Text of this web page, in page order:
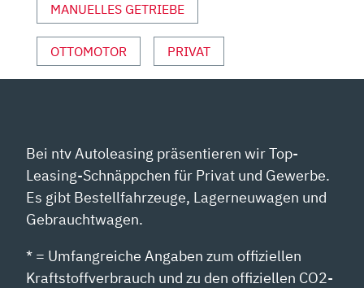
MANUELLES GETRIEBE
OTTOMOTOR PRIVAT
Bei ntv Autoleasing präsentieren wir Top-
Leasing-Schnäppchen für Privat und Gewerbe.
Es gibt Bestellfahrzeuge, Lagerneuwagen und
Gebrauchtwagen.
* = Umfangreiche Angaben zum offiziellen
Kraftstoffverbrauch und zu den offiziellen CO2-